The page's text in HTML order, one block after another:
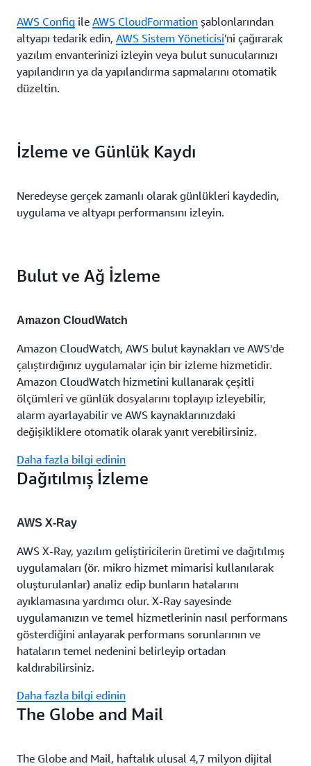
AWS Config ile AWS CloudFormation şablonlarından
altyapı tedarik edin, AWS Sistem Yöneticisi'ni çağırarak
yazılım envanterinizi izleyin veya bulut sunucularınızı
yapılandırın ya da yapılandırma sapmalarını otomatik
düzeltin.
İzleme ve Günlük Kaydı
Neredeyse gerçek zamanlı olarak günlükleri kaydedin,
uygulama ve altyapı performansını izleyin.
Bulut ve Ağ İzleme
Amazon CloudWatch
Amazon CloudWatch, AWS bulut kaynakları ve AWS'de
çalıştırdığınız uygulamalar için bir izleme hizmetidir.
Amazon CloudWatch hizmetini kullanarak çeşitli
ölçümleri ve günlük dosyalarını toplayıp izleyebilir,
alarm ayarlayabilir ve AWS kaynaklarınızdaki
değişikliklere otomatik olarak yanıt verebilirsiniz.
Daha fazla bilgi edinin
Dağıtılmış İzleme
AWS X-Ray
AWS X-Ray, yazılım geliştiricilerin üretimi ve dağıtılmış
uygulamaları (ör. mikro hizmet mimarisi kullanılarak
oluşturulanlar) analiz edip bunların hatalarını
ayıklamasına yardımcı olur. X-Ray sayesinde
uygulamanızın ve temel hizmetlerinin nasıl performans
gösterdiğini anlayarak performans sorunlarının ve
hataların temel nedenini belirleyip ortadan
kaldırabilirsiniz.
Daha fazla bilgi edinin
The Globe and Mail
The Globe and Mail, haftalık ulusal 4,7 milyon dijital